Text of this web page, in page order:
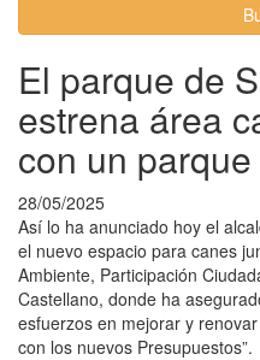
El parque de
estrena área
con un
28/05/2025
Así lo ha anunciado hoy el
el nuevo espacio para canes
Ambiente, Participación
Castellano, donde ha
esfuerzos en mejorar y
con los nuevos Presupuestos”.